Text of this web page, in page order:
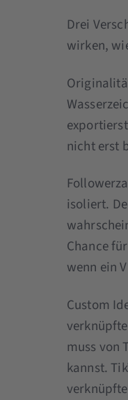
Drei
wirken,
nicht erst
isoliert.
Chance
wenn ein
Custom
muss von
kannst.